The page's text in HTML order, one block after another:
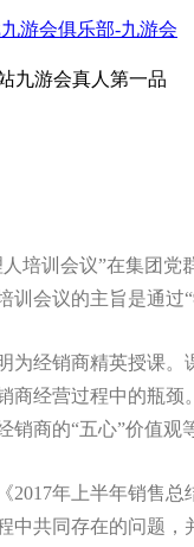
九游会俱乐部-九游会
九游会真人第一品
培训会议”在集团
会议的主旨是通
为经销商精英授课。
商经营过程中的瓶颈
销商的“五心”价值观
2017年上半年销售总
中共同存在的问题